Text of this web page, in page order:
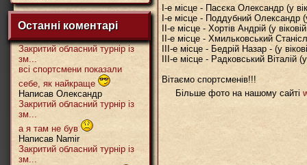
Останні коментарі
Закритий обласний турнір із
зм...
всі спортсмени показали
себе, як найкраще
Написав Олександр
Закритий обласний турнір із
зм...
а я там не був
Написав Namir
Закритий обласний турнір із
зм...
І-е місце - Пасєка Олександр (у
І-е місце - Поддубний Олександр
ІІ-е місце - Хортів Андрій (у
ІІ-е місце - Хмильковський
ІІІ-е місце - Бедрій Назар - (у
ІІІ-е місце - Радковський Віталій
Вітаємо спортсменів!!!
Більше фото на нашому сайті